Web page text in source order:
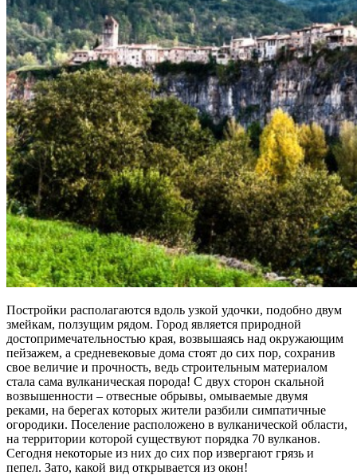
Постройки располагаются вдоль узкой удочки, подобно двум
змейкам, ползущим рядом. Город является природной
достопримечательностью края, возвышаясь над окружающим
пейзажем, а средневековые дома стоят до сих пор, сохранив
свое величие и прочность, ведь строительным материалом
стала сама вулканическая порода! С двух сторон скальной
возвышенности – отвесные обрывы, омываемые двумя
реками, на берегах которых жители разбили симпатичные
огородики. Поселение расположено в вулканической области,
на территории которой существуют порядка 70 вулканов.
Сегодня некоторые из них до сих пор извергают грязь и
пепел. Зато, какой вид открывается из окон!